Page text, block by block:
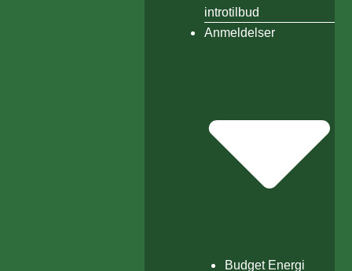
introtilbud
Anmeldelser
Budget Energi